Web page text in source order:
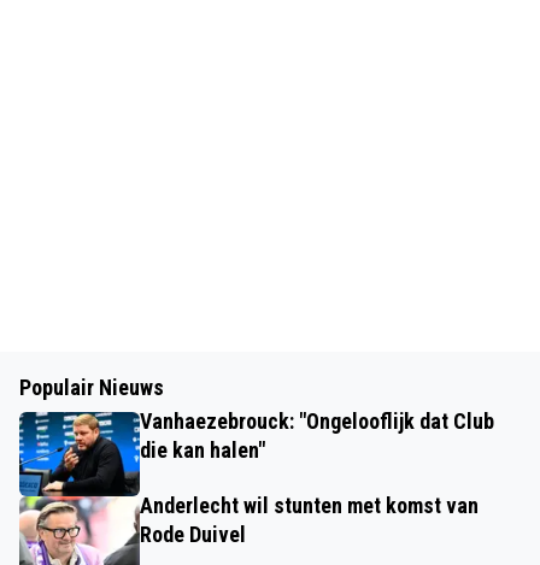
Populair Nieuws
Vanhaezebrouck: "Ongelooflijk dat Club
die kan halen"
Anderlecht wil stunten met komst van
Rode Duivel